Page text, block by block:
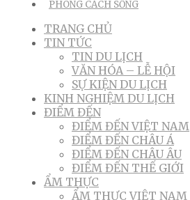
PHONG CÁCH SỐNG
TRANG CHỦ
TIN TỨC
TIN DU LỊCH
VĂN HÓA – LỄ HỘI
SỰ KIỆN DU LỊCH
KINH NGHIỆM DU LỊCH
ĐIỂM ĐẾN
ĐIỂM ĐẾN VIỆT NAM
ĐIỂM ĐẾN CHÂU Á
ĐIỂM ĐẾN CHÂU ÂU
ĐIỂM ĐẾN THẾ GIỚI
ẨM THỰC
ẨM THỰC VIỆT NAM